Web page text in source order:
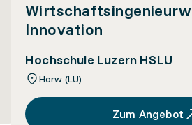
Innovation
Hochschule Luzern HSLU
Horw (LU)
Zum Angebot